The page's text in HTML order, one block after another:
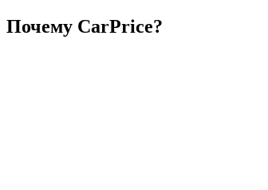
Почему CarPrice?